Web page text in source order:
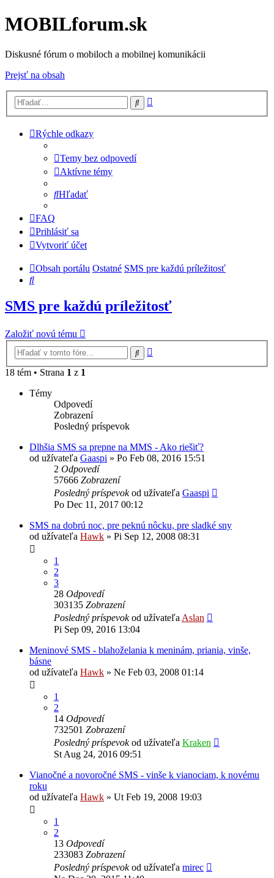
MOBILforum.sk
Diskusné fórum o mobiloch a mobilnej komunikácii
Prejsť na obsah
Hľadať
Rýchle odkazy
Temy bez odpovedí
Aktívne témy
Hľadať
FAQ
Prihlásiť sa
Vytvoriť účet
Obsah portálu Ostatné SMS pre každú príležitosť
Hľadať
SMS pre každú príležitosť
Založiť novú tému
Hľadať
18 tém • Strana 1 z 1
Témy
Odpovedí
Zobrazení
Posledný príspevok
Dlhšia SMS sa prepne na MMS - Ako riešiť?
od užívateľa Gaaspi » Po Feb 08, 2016 15:51
2 Odpovedí
57666 Zobrazení
Posledný príspevokod užívateľa Gaaspi
Po Dec 11, 2017 00:12
SMS na dobrú noc, pre peknú nôcku, pre sladké sny
od užívateľa Hawk » Pi Sep 12, 2008 08:31
1
2
3
28 Odpovedí
303135 Zobrazení
Posledný príspevokod užívateľa Aslan
Pi Sep 09, 2016 13:04
Meninové SMS - blahoželania k meninám, priania, vinše,
básne
od užívateľa Hawk » Ne Feb 03, 2008 01:14
1
2
14 Odpovedí
732501 Zobrazení
Posledný príspevokod užívateľa Kraken
St Aug 24, 2016 09:51
Vianočné a novoročné SMS - vinše k vianociam, k novému
roku
od užívateľa Hawk » Ut Feb 19, 2008 19:03
1
2
13 Odpovedí
233083 Zobrazení
Posledný príspevokod užívateľa mirec